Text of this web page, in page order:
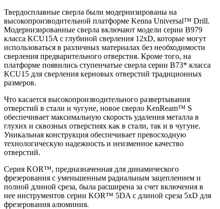
Твердосплавные сверла были модернизированы на
высокопроизводительной платформе Kenna Universal™ Drill.
Модернизированные сверла включают модели серии B979
класса KCU15A с глубиной сверления 12xD, которые могут
использоваться в различных материалах без необходимости
сверления предварительного отверстия. Кроме того, на
платформе появились ступенчатые сверла серии B73* класса
KCU15 для сверления керновых отверстий традиционных
размеров.
Что касается высокопроизводительного развертывания
отверстий в стали и чугуне, новое сверло KenReam™ S
обеспечивает максимальную скорость удаления металла в
глухих и сквозных отверстиях как в стали, так и в чугуне.
Уникальная конструкция обеспечивает превосходную
технологическую надежность и неизменное качество
отверстий.
Серия KOR™, предназначенная для динамического
фрезерования с уменьшенным радиальным зацеплением и
полной длиной среза, была расширена за счет включения в
нее инструментов серии KOR™ 5DA с длиной среза 5xD для
фрезерования алюминия.